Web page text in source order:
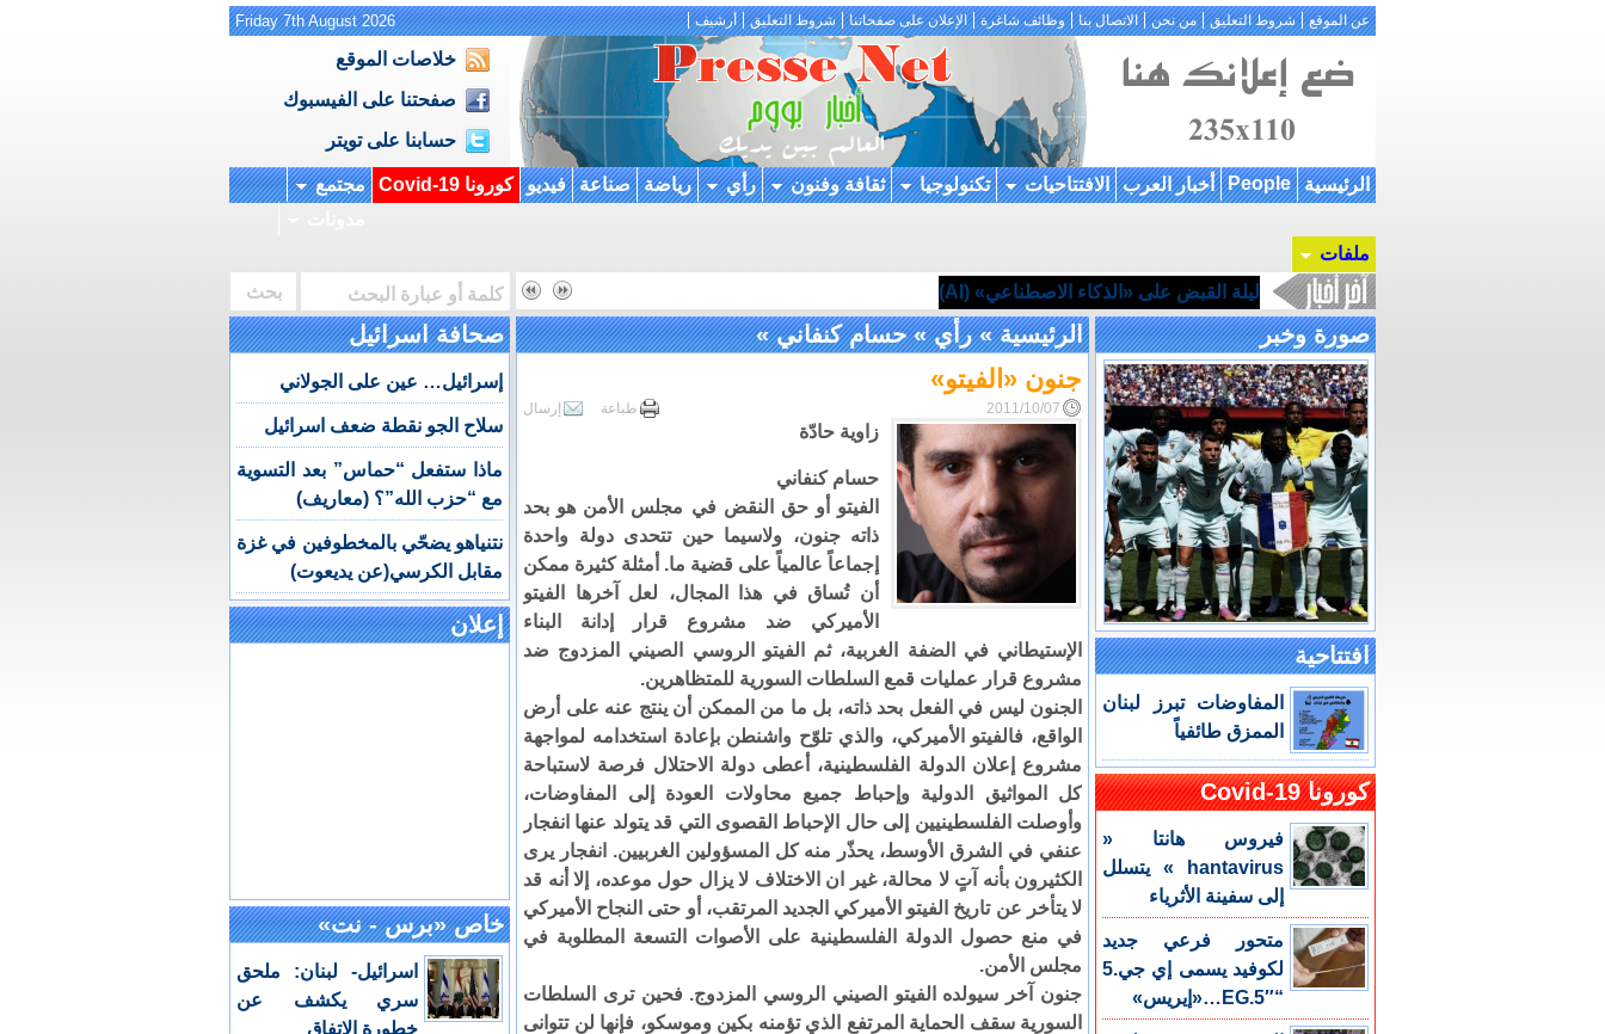
عن الموقع شروط التعليق من نحن الاتصال بنا وظائف شاغرة الإعلان على صفحاتنا شروط التعليق أرشيف Friday 7th August 2026
خلاصات الموقع
صفحتنا على الفيسبوك
حسابنا على تويتر
الرئيسية People أخبار العرب الافتتاحيات تكنولوجيا ثقافة وفنون رأي رياضة صناعة فيديو كورونا Covid-19
مجتمع
ملفات
ليلة القبض على «الذكاء الاصطناعي» (AI)
صورة وخبر
افتتاحية
المفاوضات تبرز لبنان
الممزق طائفياً
كورونا Covid-19
فيروس هانتا «
hantavirus » يتسلل
إلى سفينة الأثرياء
متحور فرعي جديد
لكوفيد يسمى إي جي.5
“EG.5″…«إيريس»
الرئيسية»رأي»حسام كنفاني»
جنون «الفيتو»
2011/10/07 إرسال طباعة
زاوية حادّة
حسام كنفاني
الفيتو أو حق النقض في مجلس الأمن هو بحد
ذاته جنون، ولاسيما حين تتحدى دولة واحدة
إجماعاً عالمياً على قضية ما. أمثلة كثيرة ممكن
أن تُساق في هذا المجال، لعل آخرها الفيتو
الأميركي ضد مشروع قرار إدانة البناء
الإستيطاني في الضفة الغربية، ثم الفيتو الروسي الصيني المزدوج ضد
مشروع قرار عمليات قمع السلطات السورية للمتظاهرين.
الجنون ليس في الفعل بحد ذاته، بل ما من الممكن أن ينتج عنه على أرض
الواقع، فالفيتو الأميركي، والذي تلوّح واشنطن بإعادة استخدامه لمواجهة
مشروع إعلان الدولة الفلسطينية، أعطى دولة الاحتلال فرصة لاستباحة
كل المواثيق الدولية وإحباط جميع محاولات العودة إلى المفاوضات،
وأوصلت الفلسطينيين إلى حال الإحباط القصوى التي قد يتولد عنها انفجار
عنفي في الشرق الأوسط، يحذّر منه كل المسؤولين الغربيين. انفجار يرى
الكثيرون بأنه آتٍ لا محالة، غير ان الاختلاف لا يزال حول موعده، إلا أنه قد
لا يتأخر عن تاريخ الفيتو الأميركي الجديد المرتقب، أو حتى النجاح الأميركي
في منع حصول الدولة الفلسطينية على الأصوات التسعة المطلوبة في
مجلس الأمن.
جنون آخر سيولده الفيتو الصيني الروسي المزدوج. فحين ترى السلطات
السورية سقف الحماية المرتفع الذي تؤمنه بكين وموسكو، فإنها لن تتوانى
صحافة اسرائيل
إسرائيل… عين على الجولاني
سلاح الجو نقطة ضعف اسرائيل
ماذا ستفعل “حماس” بعد التسوية
مع “حزب الله”؟ (معاريف)
نتنياهو يضحّي بالمخطوفين في غزة
مقابل الكرسي(عن يديعوت)
إعلان
خاص «برس - نت»
اسرائيل- لبنان: ملحق
سري يكشف عن
خطورة الاتفاق